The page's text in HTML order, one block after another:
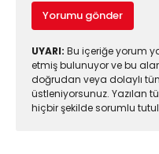
Yorumu gönder
UYARI: Bu içeriğe yorum
etmiş bulunuyor ve bu
doğrudan veya dolaylı
üstleniyorsunuz. Yazılan
hiçbir şekilde sorumlu